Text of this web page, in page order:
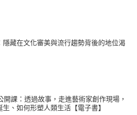
哈克歷險記》素有「最偉大的美國小說」
《鍍金年代》、《乞丐王子》、《老憨出
溫的幽默與才華，以及對世人的關懷。
文學的重要人物，作品翻譯成七十多種語
梅勒、尤金•歐尼爾等重量級小說家皆一
特別讚嘆馬克‧吐溫將俚語方言精采地轉
民面貌藉由寫實口語鮮活地現身於小
為馬克‧吐溫最知名的小說，更是他生前
不斷被改編為影視舞台作品，風靡超過三
隱藏在文化審美與流行趨勢背後的地位渴
開課：透過故事，走進藝術家創作現場，
、如何形塑人類生活【電子書】